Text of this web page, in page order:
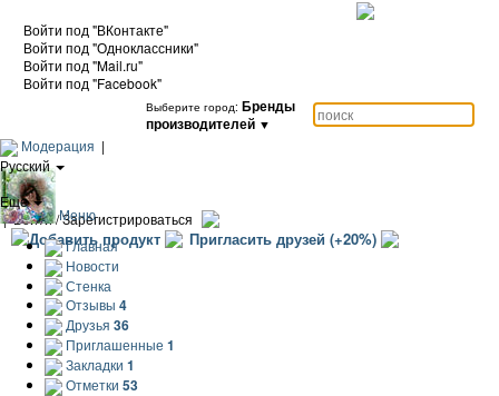
Войти под "ВКонтакте"
Войти под "Одноклассники"
Войти под "Mail.ru"
Войти под "Facebook"
Выберите город: Бренды
производителей ▼
Модерация |
Русский
|
Еще
|Войти / Зарегистрироваться
Добавить продукт Пригласить друзей (+20%)
Меню
Главная
Новости
Стенка
Отзывы 4
Друзья 36
Приглашенные 1
Закладки 1
Отметки 53